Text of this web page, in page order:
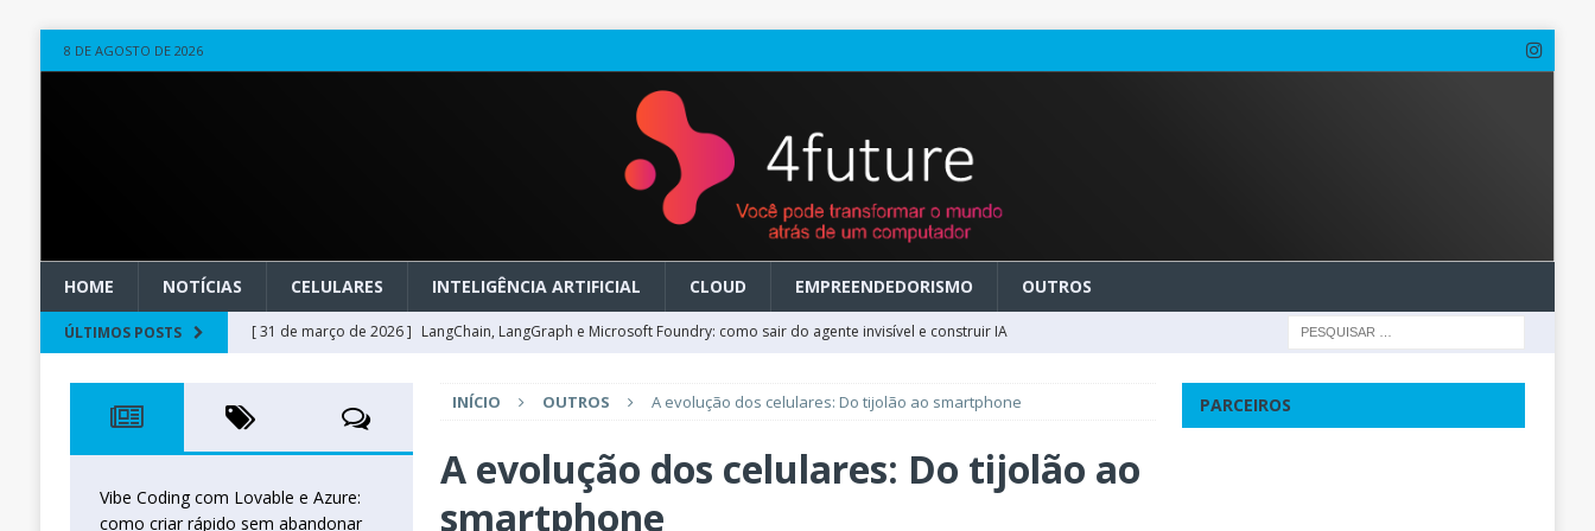
8 DE AGOSTO DE 2026
HOME NOTÍCIAS CELULARES INTELIGÊNCIA ARTIFICIAL CLOUD EMPREENDEDORISMO OUTROS
ÚLTIMOS POSTS [ 31 de março de 2026 ] LangChain, LangGraph e Microsoft Foundry: como sair do agente invisível e construir IA
[ 20 de março de 2026 ]
Microsoft Foundry em GA: como migrar do clássico sem transformar IA em dívida
técnica
INTELIGÊNCIA ARTIFICIAL
[ 27 de fevereiro de 2026 ]
Voice Agents no Microsoft Foundry: como desenhar experiências de voz em tempo
INÍCIO OUTROS A evolução dos celulares: Do tijolão ao smartphone
A evolução dos celulares: Do tijolão ao
smartphone
Vibe Coding com Lovable e Azure:
como criar rápido sem abandonar
PARCEIROS